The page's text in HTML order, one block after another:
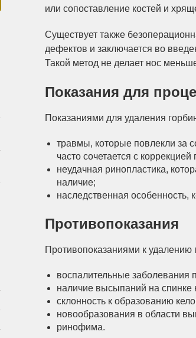
или сопоставление костей и
Существует также
дефектов и заключается во
Такой метод не делает нос
Показания для
Показаниями для удаления
травмы, которые повлекли за
часто сочетается с
неудачная ринопластика,
наличие;
наследственная особенность,
Противопоказания
Противопоказаниями к удалению
воспалительные заболевания
наличие высыпаний на спинке
склонность к образованию
новообразования в области
ринофима.